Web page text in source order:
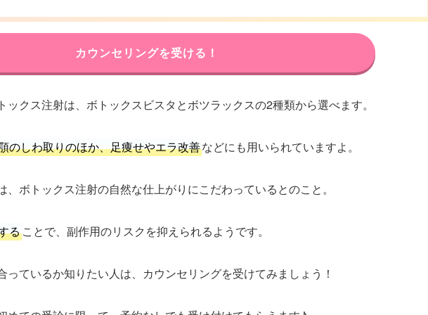
カウンセリングを受ける！
クス注射は、ボトックスビスタとボツラックスの2種類から選べます。
のしわ取りのほか、足痩せやエラ改善などにも用いられていますよ。
、ボトックス注射の自然な仕上がりにこだわっているとのこと。
ることで、副作用のリスクを抑えられるようです。
っているか知りたい人は、カウンセリングを受けてみましょう！